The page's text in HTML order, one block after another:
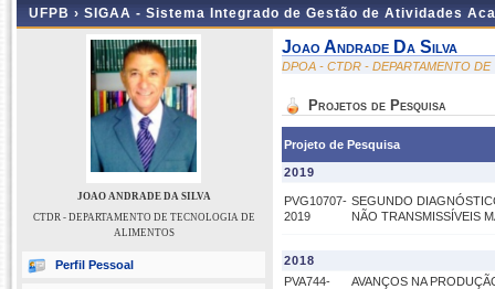
UFPB › SIGAA - Sistema Integrado de Gestão de Atividades
JOAO ANDRADE DA SILVA
CTDR - DEPARTAMENTO DE TECNOLOGIA DE
ALIMENTOS
Perfil Pessoal
Joao Andrade Da Silva
DPOA - CTDR - DEPARTAMENTO
Projetos de Pesquisa
Projeto de Pesquisa
2019
PVG10707-
2019
SEGUNDO
NÃO TRANSMISSÍVEIS
2018
PVA744-
AVANÇOS NA